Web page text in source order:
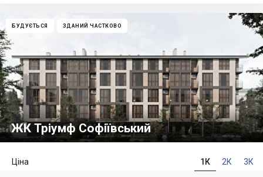
БУДУЄТЬСЯ ЗДАНИЙ ЧАСТКОВО
ЖК Тріумф Софіївський
1К 2К 3К
Ціна